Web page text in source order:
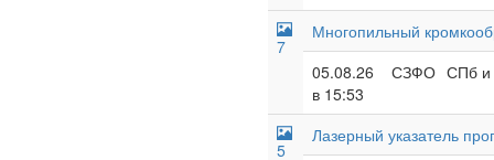
7
Многопильный
05.08.26
в 15:53
СЗФО СПб и
5
Лазерный указатель